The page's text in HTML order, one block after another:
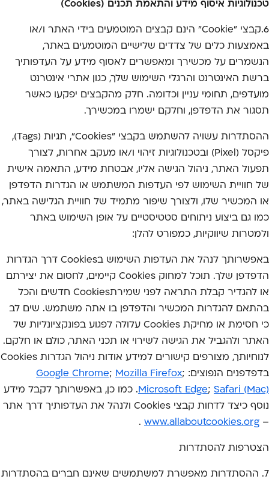
טכנולוגיות איסוף מידע והתאמת תכנים (Cookies
)
6.קבצי "Cookie" הינם קבצים המוטמעים בידי האתר ו/או
באמצעות כלים של צדדים שלישיים המוטמעים באתר,
הנשמרים על מכשירך ומאפשרים לאסוף מידע על העדפותיך
ברשת האינטרנט והרגלי השימוש שלך, כגון אתרי אינטרנט
מועדפים, תחומי עניין וכדומה. חלק מהקבצים יפקעו כאשר
תסגור את הדפדפן, וחלקם ישמרו במכשירך.
ההסתדרות עשויה להשתמש בקבצי "Cookies", תגיות (Tags),
פיקסל (Pixel) ובטכנולוגיות זיהוי ו/או מעקב אחרות, לצורך
תפעול האתר, ניהול הגישה אליו, אבטחת מידע, התאמה אישית
של חוויית השימוש לפי העדפות המשתמש או הגדרות הדפדפן
או המכשיר שלו, ולצורך שיפור מתמיד של חוויית הגלישה באתר,
כמו גם ביצוע ניתוחים סטטיסטיים על אופן השימוש באתר
ולמטרות שיווקיות, כמפורט להלן:
באפשרותך לנהל את העדפות השימוש בCookies דרך הגדרות
הדפדפן שלך. תוכל למחוק Cookies קיימים, לחסום את יצירתם
או להגדיר קבלת התראה לפני שמירתCookies חדשים והכל
בהתאם להגדרות המכשיר והדפדפן בו אתה משתמש. שים לב
כי חסימת או מחיקת Cookies עלולה לפגוע בפונקציונליות של
האתר ולהגביל את הגישה לשירוי או תכני האתר, כולם או חלקם.
לנוחיותך, מצורפים קישורים למידע אודות ניהול הגדרות Cookies
בדפדפנים הנפוצים:
Google Chrome; Mozilla Firefox;
Microsoft Edge; Safari (Mac)
. כמו כן, באפשרותך לקבל מידע
נוסף כיצד לדחות קבצי Cookies ולנהל את העדפותיך דרך אתר
–
www.allaboutcookies.org
.
הצטרפות להסתדרות
7. ההסתדרות מאפשרת למשתמשים שאינם חברים בהסתדרות